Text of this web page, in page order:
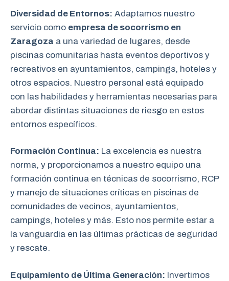
Diversidad de Entornos: Adaptamos nuestro
servicio como empresa de socorrismo en
Zaragoza a una variedad de lugares, desde
piscinas comunitarias hasta eventos deportivos y
recreativos en ayuntamientos, campings, hoteles y
otros espacios. Nuestro personal está equipado
con las habilidades y herramientas necesarias para
abordar distintas situaciones de riesgo en estos
entornos específicos.
Formación Continua: La excelencia es nuestra
norma, y proporcionamos a nuestro equipo una
formación continua en técnicas de socorrismo, RCP
y manejo de situaciones críticas en piscinas de
comunidades de vecinos, ayuntamientos,
campings, hoteles y más. Esto nos permite estar a
la vanguardia en las últimas prácticas de seguridad
y rescate.
Equipamiento de Última Generación: Invertimos